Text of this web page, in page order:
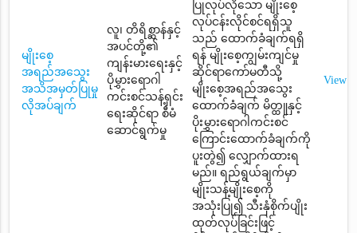
မျိုးစေ့
အရည်အသွေး
အသိအမှတ်ပြုမှု
လိုအပ်ချက်
လူ၊ တိရိစ္ဆာန်နှင့်
အပင်တို့၏
ကျန်းမားရေးနှင့်
ပိုမွှားရောဂါ
ကင်းစင်သန့်ရှင်း
ရေးဆိုင်ရာ စီမံ
ဆောင်ရွက်မှု
ပြုလုပ်လိုသော မျိုးစေ့
လုပ်ငန်းလိုင်စင်ရရှိသူ
သည် ထောက်ခံချက်ရရှိ
ရန် မျိုးစေ့ကျွမ်းကျင်မှု
ဆိုင်ရာကော်မတီသို့
မျိုးစေ့အရည်အသွေး
ထောက်ခံချက် မိတ္ထူနှင့်
ပိုးမွှားရောဂါကင်းစင်
ကြောင်းထောက်ခံချက်ကို
ပူးတွဲ၍ လျှောက်ထားရ
မည်။ ရည်ရွယ်ချက်မှာ
မျိုးသန့်မျိုးစေ့ကို
အသုံးပြု၍ သီးနှံစိုက်ပျိုး
ထုတ်လုပ်ခြင်းဖြင့်
View